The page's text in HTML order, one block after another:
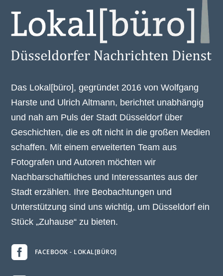
Das Lokal[büro], gegründet 2016 von Wolfgang
Harste und Ulrich Altmann, berichtet unabhängig
und nah am Puls der Stadt Düsseldorf über
Geschichten, die es oft nicht in die großen Medien
schaffen. Mit einem erweiterten Team aus
Fotografen und Autoren möchten wir
Nachbarschaftliches und Interessantes aus der
Stadt erzählen. Ihre Beobachtungen und
Unterstützung sind uns wichtig, um Düsseldorf ein
Stück „Zuhause“ zu bieten.
 FACEBOOK - LOKAL[BÜRO]